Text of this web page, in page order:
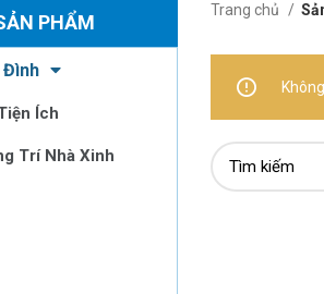
PHẨM
Đình
Ích
Trí Nhà Xinh
Trang chủ